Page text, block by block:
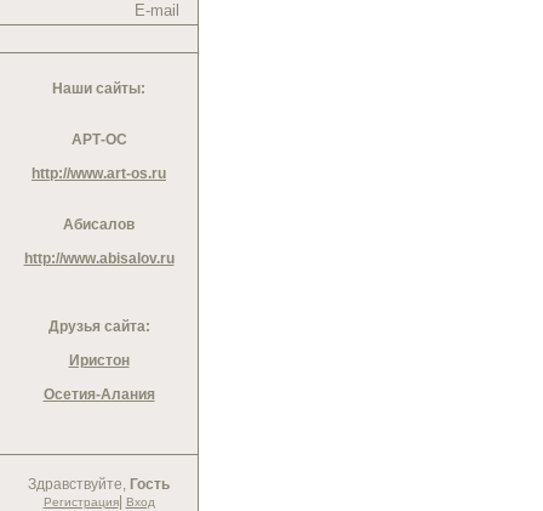
E-mail
Наши сайты:
АРТ-ОС
http://www.art-os.ru
Абисалов
http://www.abisalov.ru
Друзья сайта:
Иристон
Осетия-Алания
Здравствуйте, Гость
Регистрация| Вход